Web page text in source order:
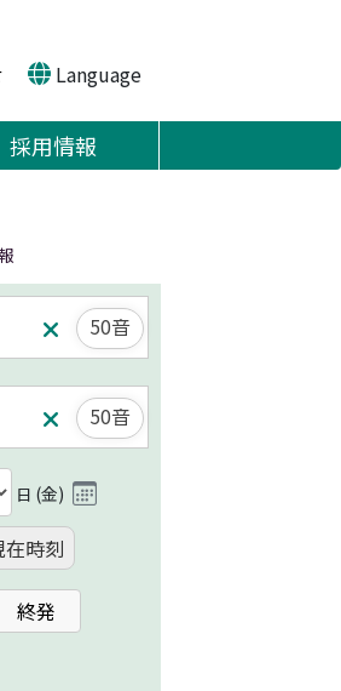
Language
採用情報
50音
50音
日 (金)
在時刻
終発